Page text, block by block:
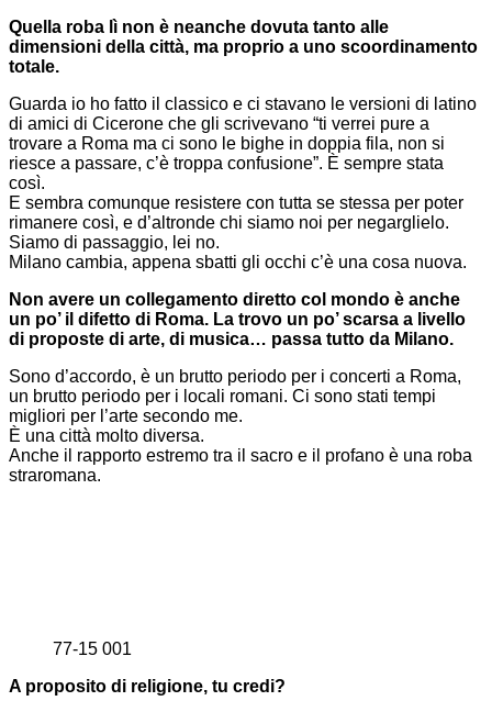
Quella roba lì non è neanche dovuta tanto alle
dimensioni della città, ma proprio a uno scoordinamento
totale.
Guarda io ho fatto il classico e ci stavano le versioni di latino
di amici di Cicerone che gli scrivevano “ti verrei pure a
trovare a Roma ma ci sono le bighe in doppia fila, non si
riesce a passare, c’è troppa confusione”. È sempre stata
così.
E sembra comunque resistere con tutta se stessa per poter
rimanere così, e d’altronde chi siamo noi per negarglielo.
Siamo di passaggio, lei no.
Milano cambia, appena sbatti gli occhi c’è una cosa nuova.
Non avere un collegamento diretto col mondo è anche
un po’ il difetto di Roma. La trovo un po’ scarsa a livello
di proposte di arte, di musica… passa tutto da Milano.
Sono d’accordo, è un brutto periodo per i concerti a Roma,
un brutto periodo per i locali romani. Ci sono stati tempi
migliori per l’arte secondo me.
È una città molto diversa.
Anche il rapporto estremo tra il sacro e il profano è una roba
straromana.
77-15 001
A proposito di religione, tu credi?